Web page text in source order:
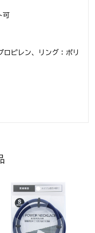
ロピレン、リング：ポリ